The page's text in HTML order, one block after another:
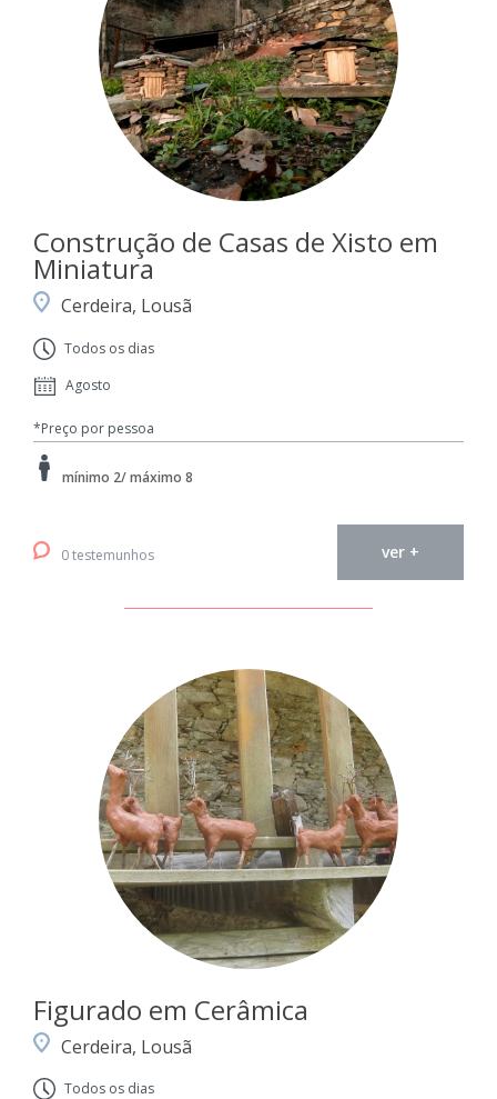
Construção de Casas de Xisto em
Miniatura
Cerdeira, Lousã
Todos os dias
Agosto
*Preço por pessoa
mínimo 2/ máximo 8
0 testemunhos ver +
Figurado em Cerâmica
Cerdeira, Lousã
Todos os dias